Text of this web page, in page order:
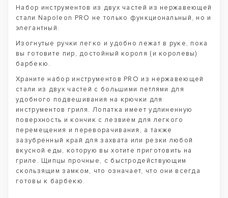
Набор инструментов из двух частей из нержавеющей
стали Napoleon PRO не только функциональный, но и
элегантный.
Изогнутые ручки легко и удобно лежат в руке, пока
вы готовите пир, достойный короля (и королевы)
барбекю.
Храните набор инструментов PRO из нержавеющей
стали из двух частей с большими петлями для
удобного подвешивания на крючки для
инструментов гриля. Лопатка имеет удлиненную
поверхность и кончик с лезвием для легкого
перемещения и переворачивания, а также
зазубренный край для захвата или резки любой
вкусной еды, которую вы хотите приготовить на
гриле. Щипцы прочные, с быстродействующим
скользящим замком, что означает, что они всегда
готовы к барбекю.